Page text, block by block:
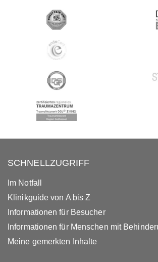
SCHNELLZUGRIFF
Im Notfall
Klinikguide von A bis Z
Informationen für Besucher
Informationen für Menschen mit
Meine gemerkten Inhalte